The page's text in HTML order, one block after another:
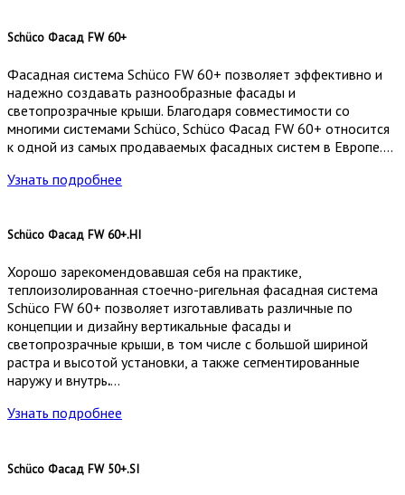
Schüco Фасад FW 60+
Фасадная система Schüco FW 60+ позволяет эффективно и
надежно создавать разнообразные фасады и
светопрозрачные крыши. Благодаря совместимости со
многими системами Schüco, Schüco Фасад FW 60+ относится
к одной из самых продаваемых фасадных систем в Европе….
Узнать подробнее
Schüco Фасад FW 60+.HI
Хорошо зарекомендовавшая себя на практике,
теплоизолированная стоечно-ригельная фасадная система
Schüco FW 60+ позволяет изготавливать различные по
концепции и дизайну вертикальные фасады и
светопрозрачные крыши, в том числе с большой шириной
растра и высотой установки, а также сегментированные
наружу и внутрь.…
Узнать подробнее
Schüco Фасад FW 50+.SI